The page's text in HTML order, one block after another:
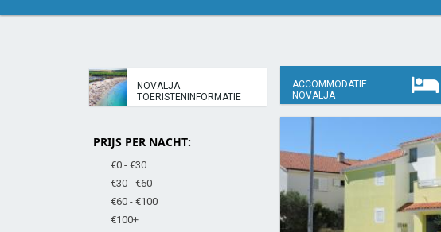
NOVALJA
TOERISTENINFORMATIE
PRIJS PER NACHT:
€0 - €30
€30 - €60
€60 - €100
€100+
ACCOMMODATIE
NOVALJA